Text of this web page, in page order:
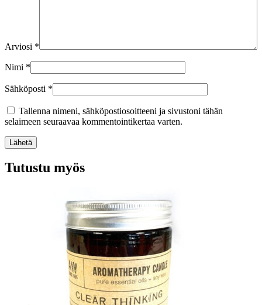
Arviosi *
Nimi *
Sähköposti *
Tallenna nimeni, sähköpostiosoitteeni ja sivustoni tähän
selaimeen seuraavaa kommentointikertaa varten.
Lähetä
Tutustu myös